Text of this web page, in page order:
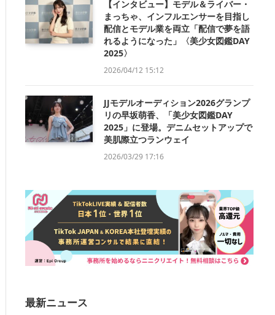
【インタビュー】モデル＆ライバー・
まっちゃ、インフルエンサーを目指し
配信とモデル業を両立「配信で夢を語
れるようになった」〈美少女図鑑DAY
2025〉
2026/04/12 15:12
JJモデルオーディション2026グランプ
リの早坂萌香、「美少女図鑑DAY
2025」に登場。デニムセットアップで
美肌際立つランウェイ
2026/03/29 17:16
最新ニュース